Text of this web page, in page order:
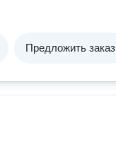
Предложить заказ